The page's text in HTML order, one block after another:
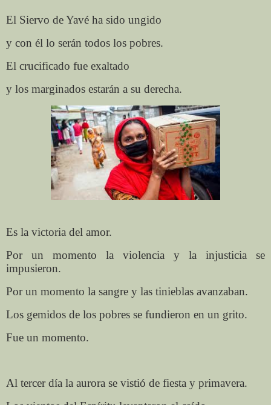
El Siervo de Yavé ha sido ungido
y con él lo serán todos los pobres.
El crucificado fue exaltado
y los marginados estarán a su derecha.
Es la victoria del amor.
Por un momento la violencia y la injusticia se
impusieron.
Por un momento la sangre y las tinieblas avanzaban.
Los gemidos de los pobres se fundieron en un grito.
Fue un momento.
Al tercer día la aurora se vistió de fiesta y primavera.